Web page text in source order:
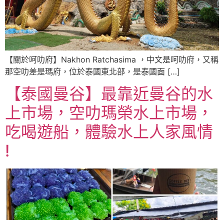
【關於呵叻府】Nakhon Ratchasima ，中文是呵叻府，又稱
那空叻差是瑪府，位於泰國東北部，是泰國面 […]
【泰國曼谷】最靠近曼谷的水
上市場，空叻瑪榮水上市場，
吃喝遊船，體驗水上人家風情
!